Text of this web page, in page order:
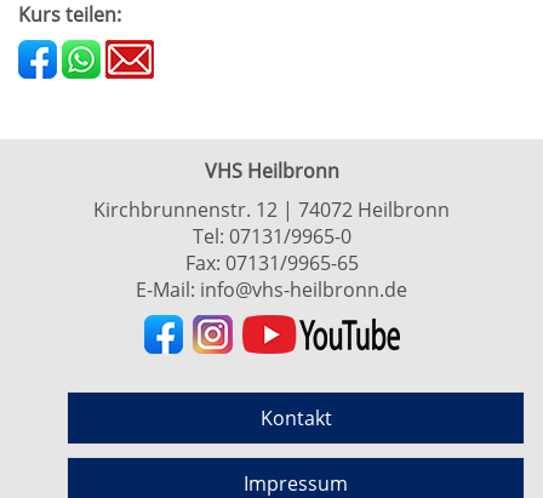
Kurs teilen:
VHS Heilbronn
Kirchbrunnenstr. 12 | 74072 Heilbronn
Tel: 07131/9965-0
Fax: 07131/9965-65
E-Mail: info@vhs-heilbronn.de
Kontakt
Impressum